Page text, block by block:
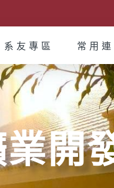
系友專區 常用連
開